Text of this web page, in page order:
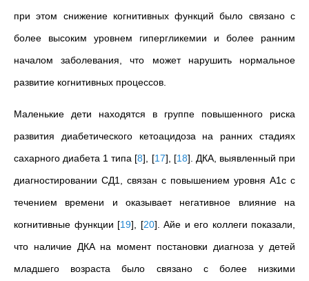
при этом снижение когнитивных функций было связано с
более высоким уровнем гипергликемии и более ранним
началом заболевания, что может нарушить нормальное
развитие когнитивных процессов.
Маленькие дети находятся в группе повышенного риска
развития диабетического кетоацидоза на ранних стадиях
сахарного диабета 1 типа [8] [17] [18] . ДКА, выявленный при
диагностировании СД1, связан с повышением уровня A1c с
течением времени и оказывает негативное влияние на
когнитивные функции [19] [20] . Айе и его коллеги показали,
что наличие ДКА на момент постановки диагноза у детей
младшего возраста было связано с более низкими